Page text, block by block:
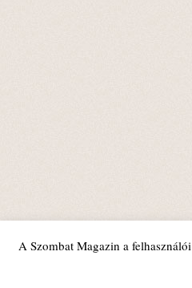
A Szombat Magazin a